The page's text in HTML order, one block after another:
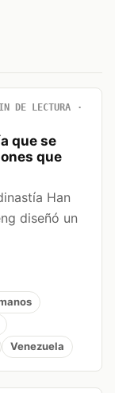
DE LECTURA
que se
que
Han
diseñó un
Venezuela